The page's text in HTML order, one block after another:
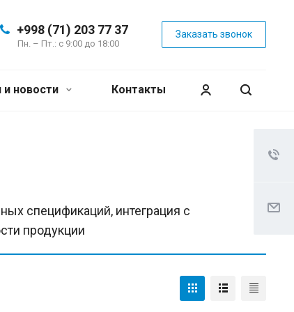
+998 (71) 203 77 37
Пн. – Пт.: с 9:00 до 18:00
Заказать звонок
и новости Контакты
спецификаций, интеграция с
продукции